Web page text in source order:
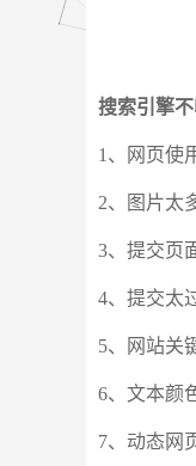
搜索引擎不
1、网页使
2、图片太
3、提交页
4、提交太
5、网站关
6、文本颜
7、动态网